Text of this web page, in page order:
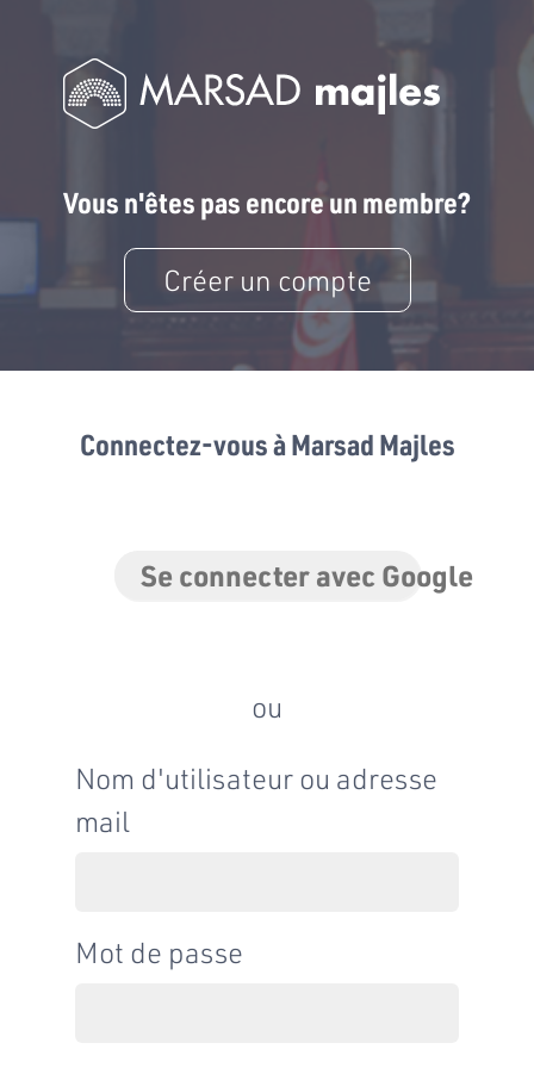
Vous n'êtes pas encore un membre?
Créer un compte
Connectez-vous à Marsad Majles
Se connecter avec Google
ou
Nom d'utilisateur ou adresse
mail
Mot de passe